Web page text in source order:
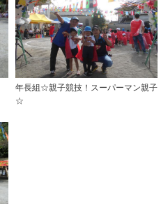
年長組☆親子競技！スーパーマン親子
☆